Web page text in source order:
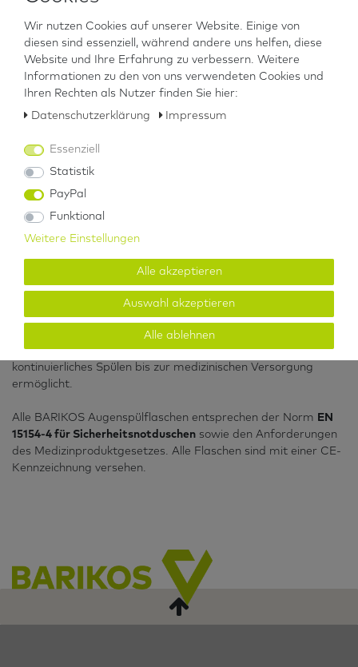
EU-Verantwortlicher
Hersteller
Maßnahme bei Kontakt mit Fremdkörpern oder Chemikalien:
Sie basiert im Gegensatz zu anderen Augenspülungen auf
reinem haltbar gemachtem Wasser und
wichtige Zeit auf der Suche nach der richtigen Spüllösung.
Das ph-neutrale Wasser ist zudem besonders schonend und
auch zum Auswaschen von Krankheitserregern geeignet.
Verletzungen und Folgeschäden wird vorgebeugt. Die
Augenspülflasche kann im Notfall außerdem mit
Leitungswasser wieder befüllt werden. So wird
kontinuierliches Spülen bis zur medizinischen Versorgung
ermöglicht.
Alle BARIKOS Augenspülflaschen entsprechen der Norm EN
15154-4 für Sicherheitsnotduschen sowie den Anforderungen
des Medizinproduktgesetzes. Alle Flaschen sind mit einer CE-
Kennzeichnung versehen.
Wir nutzen Cookies auf unserer Website. Einige von
diesen sind essenziell, während andere uns helfen, diese
Website und Ihre Erfahrung zu verbessern. Weitere
Informationen zu den von uns verwendeten Cookies und
Ihren Rechten als Nutzer finden Sie hier:
Daten­schutz­erklärung
Impressum
Essenziell
Statistik
PayPal
Funktional
Weitere Einstellungen
Alle akzeptieren
Auswahl akzeptieren
Alle ablehnen